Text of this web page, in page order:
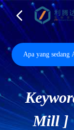
Mill ]